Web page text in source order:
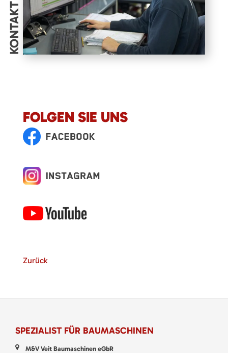
KONTAKT
FOLGEN SIE UNS
Zurück
SPEZIALIST FÜR BAUMASCHINEN
M&V Veit Baumaschinen eGbR